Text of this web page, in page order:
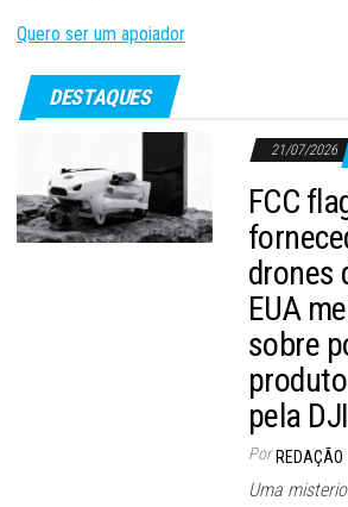
Quero ser um apoiador
DESTAQUES
21/07/2026
FCC
drones
EUA
sobre
pela DJI
Por REDAÇÃO
Uma